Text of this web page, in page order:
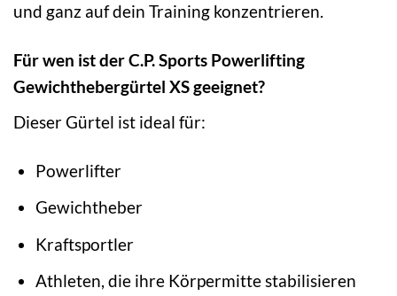
und ganz auf dein Training konzentrieren.
Für wen ist der C.P. Sports Powerlifting
Gewichthebergürtel XS geeignet?
Dieser Gürtel ist ideal für:
Powerlifter
Gewichtheber
Kraftsportler
Athleten, die ihre Körpermitte stabilisieren